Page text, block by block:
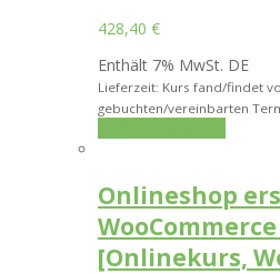
428,40 €
Enthält 7% MwSt. DE
Lieferzeit: Kurs fand/findet
gebuchten/vereinbarten
Onlineshop
[Onlinekurs,